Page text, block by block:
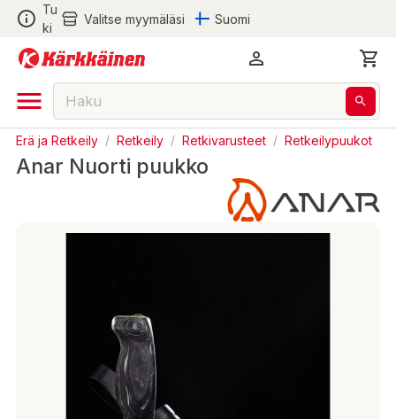
Tu
ki
Valitse myymäläsi Suomi
Erä ja Retkeily / Retkeily / Retkivarusteet / Retkeilypuukot
Anar Nuorti puukko